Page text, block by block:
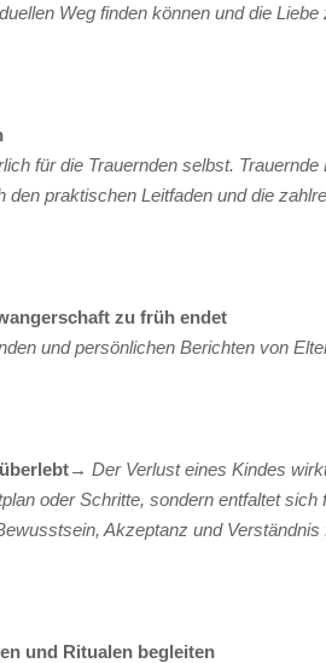
Weg finden können und die
für die Trauernden selbst.
praktischen Leitfaden und die
zu früh endet
und persönlichen Berichten von
→ Der Verlust eines Kindes
oder Schritte, sondern entfaltet
Akzeptanz und
und Ritualen begleiten